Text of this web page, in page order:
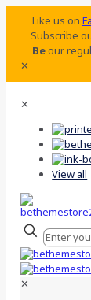
Like us on
Subscribe
Beour
✕
✕
View all
✕